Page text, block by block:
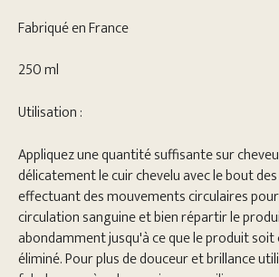
Fabriqué en France
250 ml
Utilisation :
Appliquez une quantité suffisante sur
délicatement le cuir chevelu avec le bout
effectuant des mouvements circulaires
circulation sanguine et bien répartir le
abondamment jusqu'à ce que le produit
éliminé. Pour plus de douceur et brillance